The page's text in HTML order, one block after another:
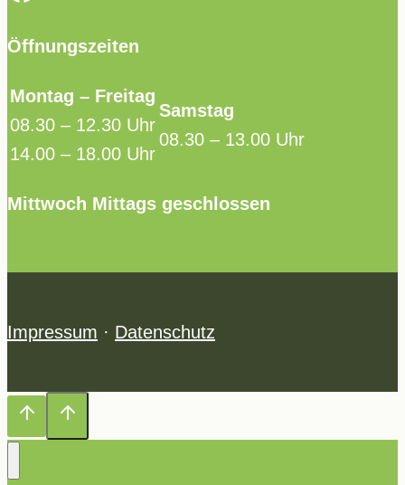
Öffnungszeiten
Montag – Freitag
08.30 – 12.30 Uhr
14.00 – 18.00 Uhr
Samstag
08.30 – 13.00 Uhr
Mittwoch Mittags geschlossen
Impressum · Datenschutz